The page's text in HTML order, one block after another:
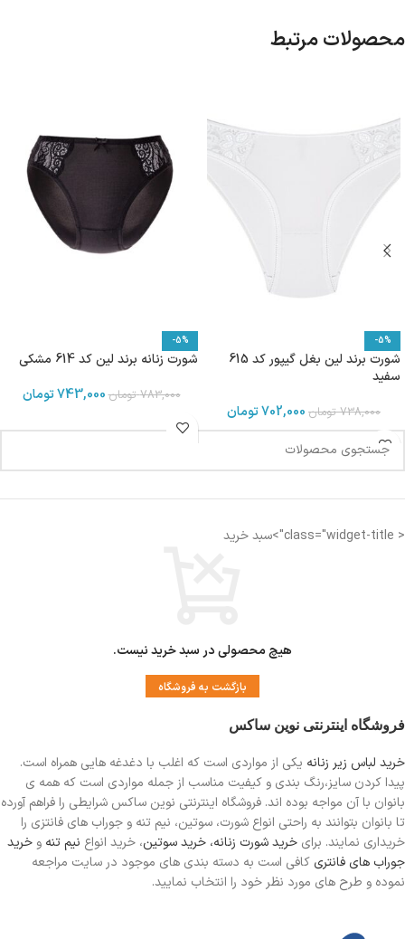
محصولات مرتبط
-5%
شورت برند لین بغل گیپور کد 615
سفید
738,000 تومان 702,000تومان
-5%
شورت زنانه برند لین کد 614 مشکی
783,000 تومان743,000تومان
< class="widget-title">سبد خرید
هیچ محصولی در سبد خرید نیست.
بازگشت به فروشگاه
فروشگاه اینترنتی نوین ساکس
خرید لباس زیر زنانه یکی از مواردی است که اغلب با دغدغه هایی همراه است.
پیدا کردن سایز،رنگ بندی و کیفیت مناسب از جمله مواردی است که همه ی
بانوان با آن مواجه بوده اند. فروشگاه اینترنتی نوین ساکس شرایطی را فراهم آورده
تا بانوان بتوانند به راحتی انواع شورت، سوتین، نیم تنه و جوراب های فانتزی را
خریداری نمایند. برای خرید شورت زنانه، خرید سوتین، خرید انواع نیم تنه و خرید
جوراب های فانتری کافی است به دسته بندی های موجود در سایت مراجعه
نموده و طرح های مورد نظر خود را انتخاب نمایید.